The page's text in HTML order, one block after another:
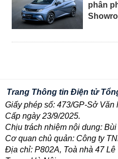
phân
Trang Thông tin Điện tử
Giấy phép số: 473/GP-Sở Văn
Cấp ngày 23/9/2025.
Chịu trách nhiệm nội dung:
Cơ quan chủ quản: Công ty
Địa chỉ: P802A, Toà nhà 47